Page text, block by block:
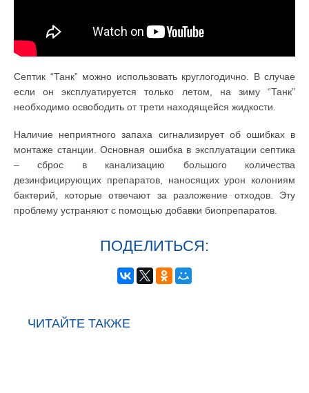
Септик “Танк” можно использовать круглогодично. В случае
если он эксплуатируется только летом, на зиму “Танк”
необходимо освободить от трети находящейся жидкости.
Наличие неприятного запаха сигнализирует об ошибках в
монтаже станции. Основная ошибка в эксплуатации септика
– сброс в канализацию большого количества
дезинфицирующих препаратов, наносящих урон колониям
бактерий, которые отвечают за разложение отходов. Эту
проблему устраняют с помощью добавки биопрепаратов.
ПОДЕЛИТЬСЯ:
ЧИТАЙТЕ ТАКЖЕ